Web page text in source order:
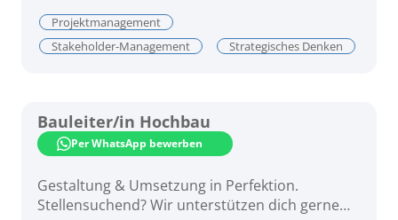
Projektmanagement
Stakeholder-Management
Strategisches Denken
Bauleiter/in Hochbau
Per WhatsApp bewerben
Gestaltung & Umsetzung in Perfektion.
Stellensuchend? Wir unterstützen dich gerne